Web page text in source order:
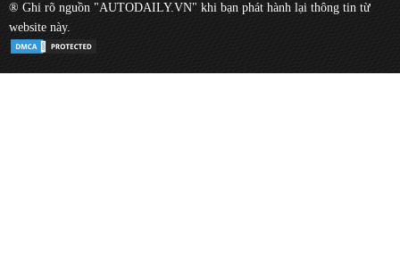
® Ghi rõ nguồn "AUTODAILY.VN" khi bạn phát hành lại thông tin từ
website này.